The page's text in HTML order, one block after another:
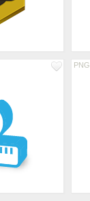
PNG